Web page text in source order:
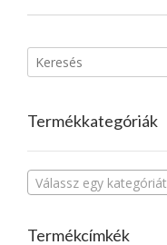
Termékkategóriák
Válassz egy kategóriát
Termékcímkék